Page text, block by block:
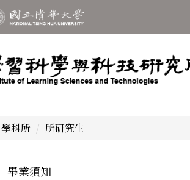
學科所 所研究生
畢業須知